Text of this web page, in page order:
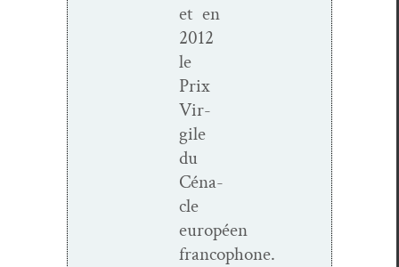
et en
2012
le
Prix
Vir­
gile
du
Céna­
cle
européen
francophone.